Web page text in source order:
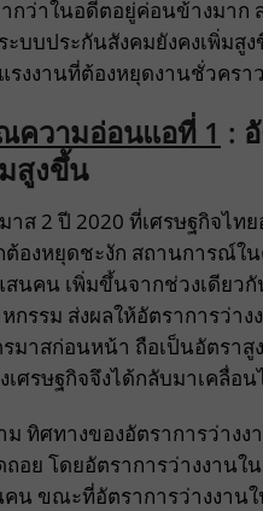
กว่าในอดีตอยู่ค่อนข้างมา
ะบบประกันสังคมยังคงเพิ่มสู
รงงานที่ต้องหยุดงานชั่วครา
วามอ่อนแอที่ 1 :
สูงขึ้น
าส 2 ปี 2020 ที่เศรษฐกิจไท
องหยุดชะงัก สถานการณ์ใ
นคน เพิ่มขึ้นจากช่วงเดียว
กรรม ส่งผลให้อัตราการว่า
รมาสก่อนหน้า ถือเป็นอัตรา
เศรษฐกิจจึงได้กลับมาเคลื่อน
ม ทิศทางของอัตราการว่าง
อย โดยอัตราการว่างงานใ
คน ขณะที่อัตราการว่างงาน